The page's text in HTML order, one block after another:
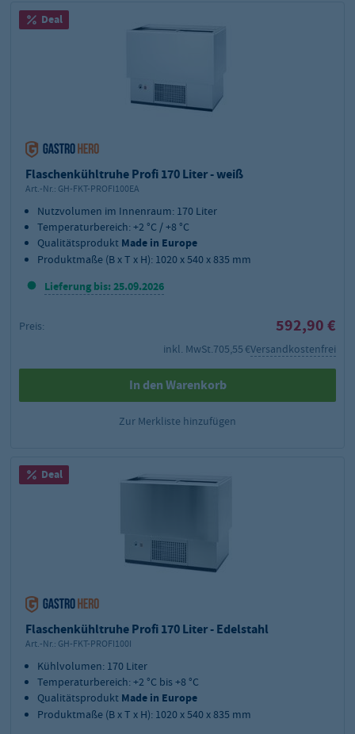
Deal
Flaschenkühltruhe Profi 170 Liter - weiß
Art.-Nr.: GH-FKT-PROFI100EA
Nutzvolumen im Innenraum: 170 Liter
Temperaturbereich: +2 °C / +8 °C
Qualitätsprodukt Made in Europe
Produktmaße (B x T x H): 1020 x 540 x 835 mm
Lieferung bis: 25.09.2026
Preis: 592,90 €
inkl. MwSt.705,55 €Versandkostenfrei
In den Warenkorb
Zur Merkliste hinzufügen
Deal
Flaschenkühltruhe Profi 170 Liter - Edelstahl
Art.-Nr.: GH-FKT-PROFI100I
Kühlvolumen: 170 Liter
Temperaturbereich: +2 °C bis +8 °C
Qualitätsprodukt Made in Europe
Produktmaße (B x T x H): 1020 x 540 x 835 mm